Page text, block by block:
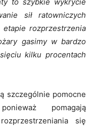
sił ratowniczych
rozprzestrzenia
gasimy w bardzo
kilku procentach
szczególnie pomocne
pomagają
się